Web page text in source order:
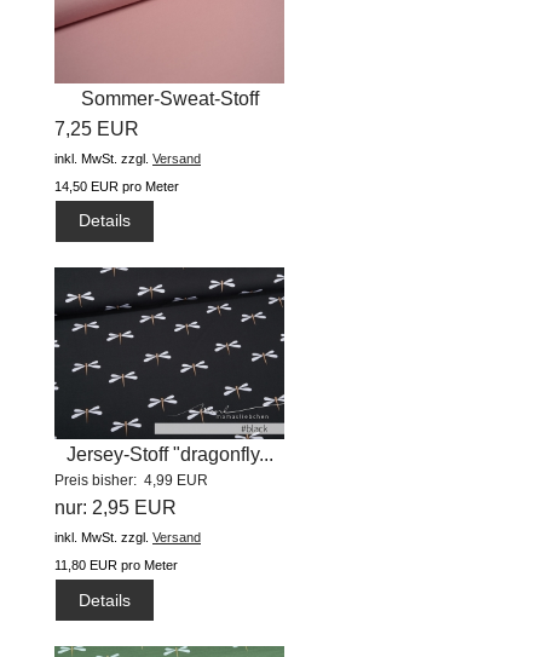
Sommer-Sweat-Stoff
7,25 EUR
inkl. MwSt. zzgl. Versand
14,50 EUR pro Meter
Details
Jersey-Stoff "dragonfly...
Preis bisher: 4,99 EUR
nur: 2,95 EUR
inkl. MwSt. zzgl. Versand
11,80 EUR pro Meter
Details